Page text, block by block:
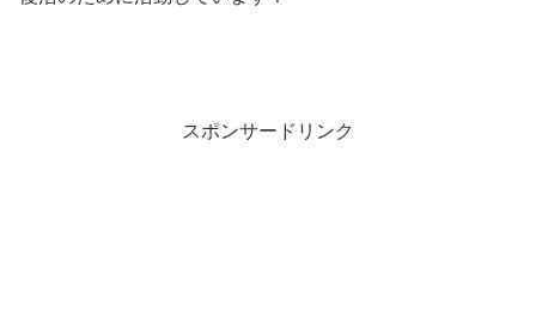
スポンサードリンク